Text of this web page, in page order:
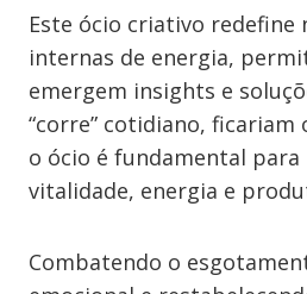
Este ócio criativo redefine
internas de energia,
emergem insights e
“corre” cotidiano, ficariam
o ócio é fundamental para
vitalidade, energia e
Combatendo o